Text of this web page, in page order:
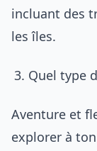
incluant des
les îles.
Quel type
Aventure et
explorer à